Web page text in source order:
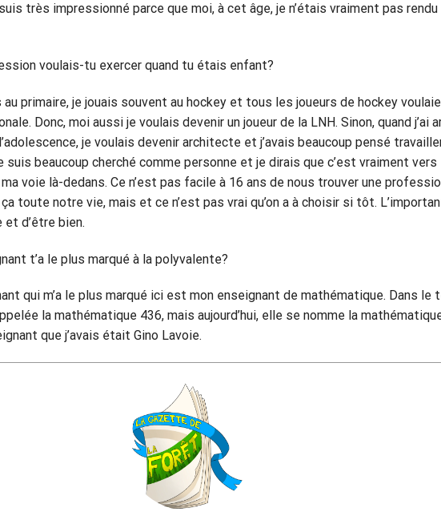
très impressionné parce que moi, à cet âge, je n’étais vraiment pas rendu
voulais-tu exercer quand tu étais enfant?
au primaire, je jouais souvent au hockey et tous les joueurs de hockey
Donc, moi aussi je voulais devenir un joueur de la LNH. Sinon, quand j’ai
je voulais devenir architecte et j’avais beaucoup pensé
beaucoup cherché comme personne et je dirais que c’est vraiment vers
ma voie là-dedans. Ce n’est pas facile à 16 ans de nous trouver une
toute notre vie, mais et ce n’est pas vrai qu’on a à choisir si tôt.
et d’être bien.
t’a le plus marqué à la polyvalente?
qui m’a le plus marqué ici est mon enseignant de mathématique. Dans le
la mathématique 436, mais aujourd’hui, elle se nomme la
que j’avais était Gino Lavoie.